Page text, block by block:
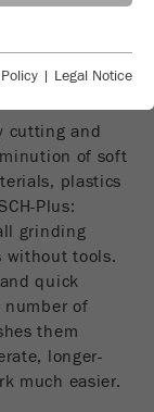
básicas do
padrão do
acesso
um
são
Neste
a data e
| Legal Notice
MILLS
cutting and
of soft
plastics
Plus:
grinding
without tools.
quick
number of
them
longer-
much easier.